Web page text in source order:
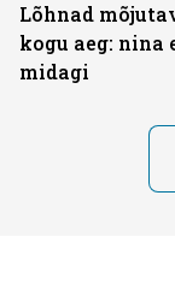
Lõhnad
kogu aeg: nina
midagi